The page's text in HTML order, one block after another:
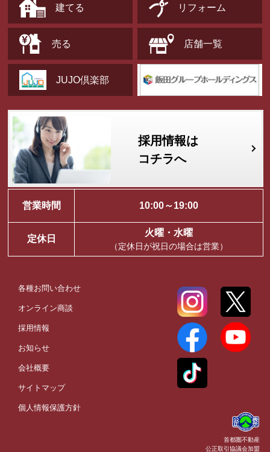
建てる リフォーム
売る 店舗一覧
JUJO倶楽部
採用情報は
コチラへ
営業時間 10:00～19:00
定休日
火曜・水曜
（定休日が祝日の場合は営業）
各種お問い合わせ
オンライン商談
採用情報
お知らせ
会社概要
サイトマップ
個人情報保護方針
首都圏不動産
公正取引協議会加盟